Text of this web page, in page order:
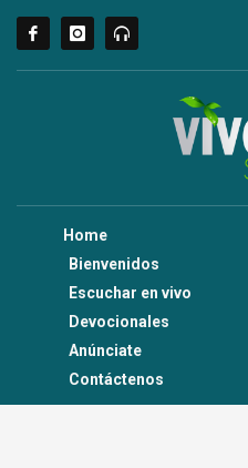
Home
Bienvenidos
Escuchar en vivo
Devocionales
Anúnciate
Contáctenos